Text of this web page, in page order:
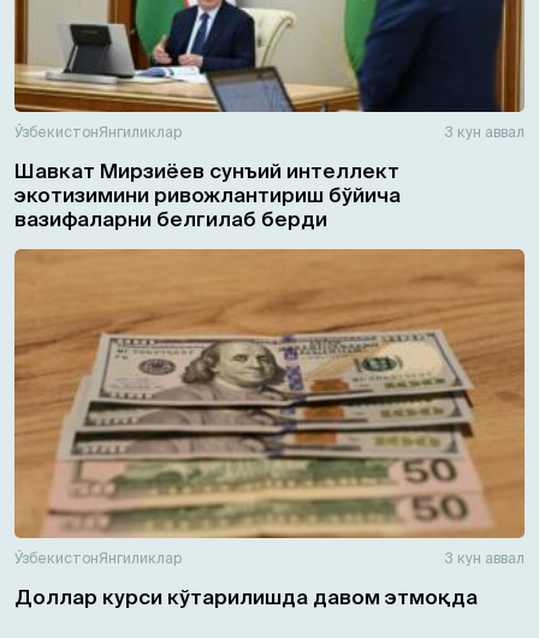
ЎзбекистонЯнгиликлар 3 кун аввал
Шавкат Мирзиёев сунъий интеллект
экотизимини ривожлантириш бўйича
вазифаларни белгилаб берди
ЎзбекистонЯнгиликлар 3 кун аввал
Доллар курси кўтарилишда давом этмоқда